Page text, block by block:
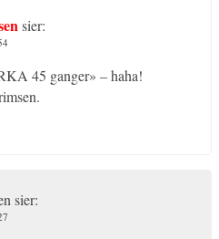
sier:
45 ganger» – haha!
sier: